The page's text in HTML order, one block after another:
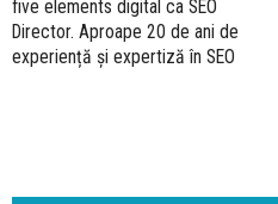
five elements digital ca SEO
Director. Aproape 20 de ani de
experiență și expertiză în SEO